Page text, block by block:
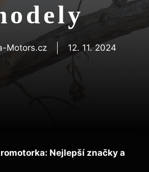
Motors.cz 12. 11. 2024
Nejlepší značky a